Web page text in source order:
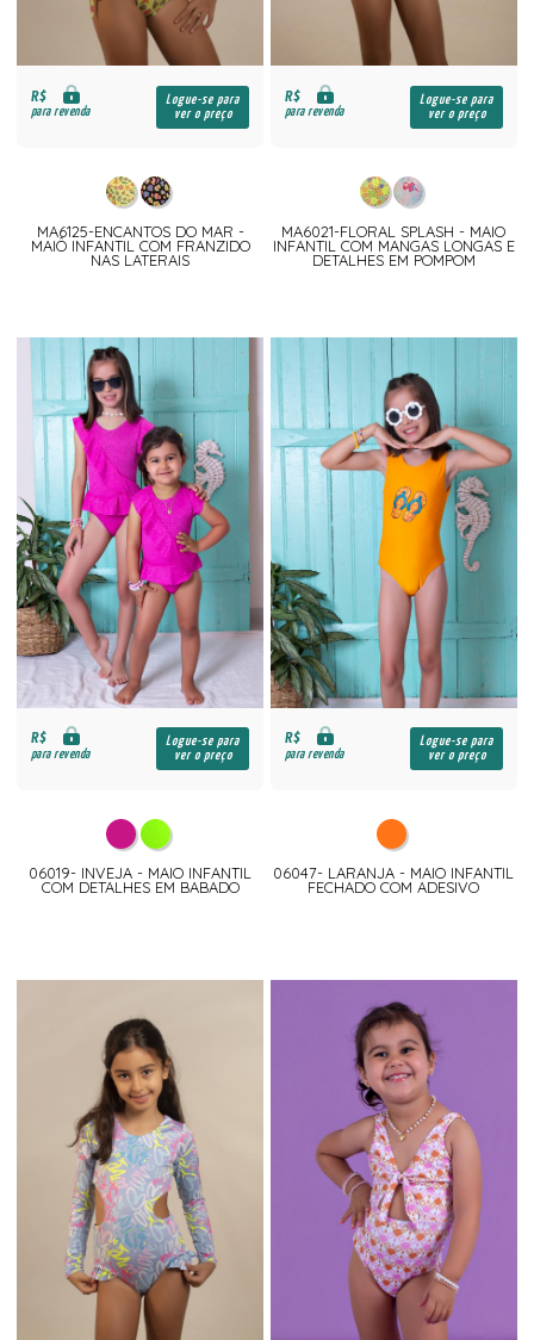
R$
para revenda
Logue-se para
ver o preço
MA6125-ENCANTOS DO MAR -
MAIÔ INFANTIL COM FRANZIDO
NAS LATERAIS
R$
para revenda
Logue-se para
ver o preço
MA6021-FLORAL SPLASH - MAIO
INFANTIL COM MANGAS LONGAS E
DETALHES EM POMPOM
R$
para revenda
Logue-se para
ver o preço
06019- INVEJA - MAIO INFANTIL
COM DETALHES EM BABADO
R$
para revenda
Logue-se para
ver o preço
06047- LARANJA - MAIO INFANTIL
FECHADO COM ADESIVO